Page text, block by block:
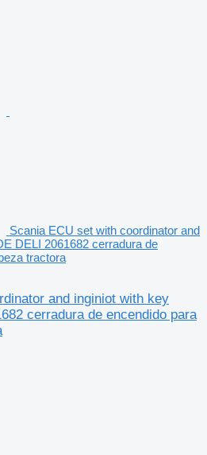
Scania ECU set with coordinator and
DELI 2061682 cerradura de
tractora
and inginiot with key
cerradura de encendido para